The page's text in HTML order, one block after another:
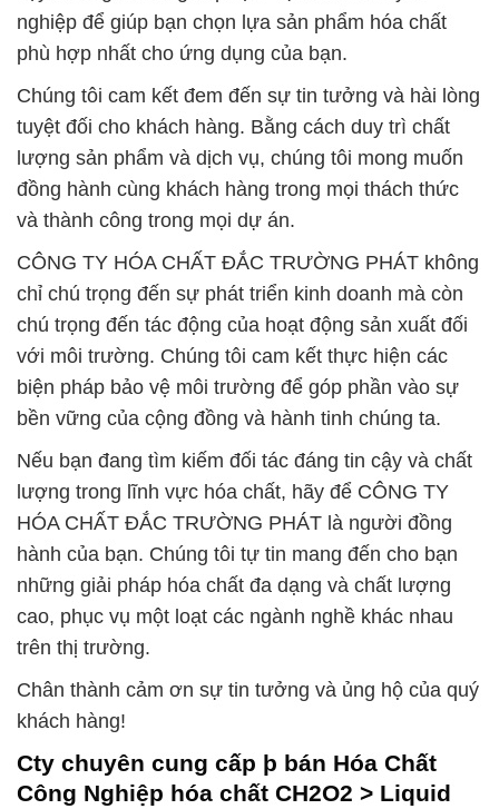
nghiệp để giúp bạn chọn lựa sản phẩm hóa chất
phù hợp nhất cho ứng dụng của bạn.
Chúng tôi cam kết đem đến sự tin tưởng và hài lòng
tuyệt đối cho khách hàng. Bằng cách duy trì chất
lượng sản phẩm và dịch vụ, chúng tôi mong muốn
đồng hành cùng khách hàng trong mọi thách thức
và thành công trong mọi dự án.
CÔNG TY HÓA CHẤT ĐẮC TRƯỜNG PHÁT không
chỉ chú trọng đến sự phát triển kinh doanh mà còn
chú trọng đến tác động của hoạt động sản xuất đối
với môi trường. Chúng tôi cam kết thực hiện các
biện pháp bảo vệ môi trường để góp phần vào sự
bền vững của cộng đồng và hành tinh chúng ta.
Nếu bạn đang tìm kiếm đối tác đáng tin cậy và chất
lượng trong lĩnh vực hóa chất, hãy để CÔNG TY
HÓA CHẤT ĐẮC TRƯỜNG PHÁT là người đồng
hành của bạn. Chúng tôi tự tin mang đến cho bạn
những giải pháp hóa chất đa dạng và chất lượng
cao, phục vụ một loạt các ngành nghề khác nhau
trên thị trường.
Chân thành cảm ơn sự tin tưởng và ủng hộ của quý
khách hàng!
Cty chuyên cung cấp þ bán Hóa Chất
Công Nghiệp hóa chất CH2O2 > Liquid